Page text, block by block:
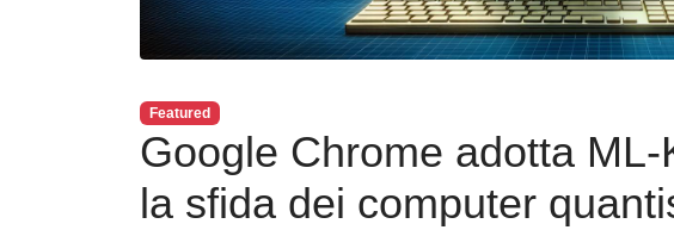
Featured
Google Chrome adotta
la sfida dei computer